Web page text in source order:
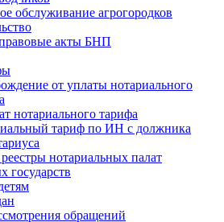
обслуживание агрогородков
акты БНП
от уплаты нотариального
нотариального тарифа
тариф по ИН с должника
нотариальных палат
государств
обращений